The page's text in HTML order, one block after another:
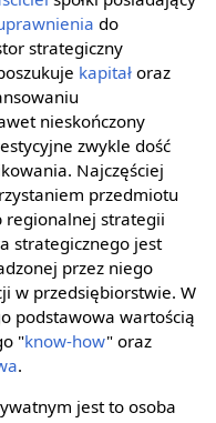
do
strategiczny
kapitałoraz
nieskończony
zwykle dość
Najczęściej
przedmiotu
regionalnej strategii
strategicznego jest
przez niego
w przedsiębiorstwie. W
podstawowa wartością
"know-how" oraz
.
jest to osoba